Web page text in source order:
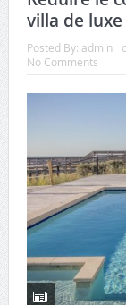
villa de luxe
Posted By: admin
No Comments